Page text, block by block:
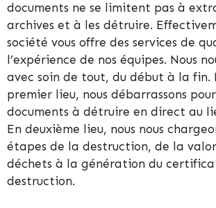
documents ne se limitent pas à
archives et à les détruire.
société vous offre des services de
l’expérience de nos équipes. Nous
avec soin de tout, du début à la fin.
premier lieu, nous débarrassons
documents à détruire en direct au
En deuxième lieu, nous nous
étapes de la destruction, de la
déchets à la génération du
destruction.